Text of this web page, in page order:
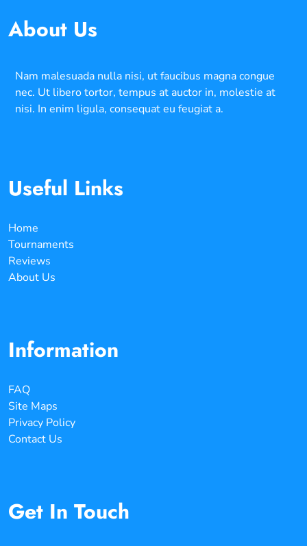
About Us
Nam malesuada nulla nisi, ut faucibus magna congue
nec. Ut libero tortor, tempus at auctor in, molestie at
nisi. In enim ligula, consequat eu feugiat a.
Useful Links
Home
Tournaments
Reviews
About Us
Information
FAQ
Site Maps
Privacy Policy
Contact Us
Get In Touch